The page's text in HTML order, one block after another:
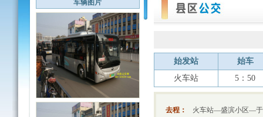
车辆图片
始发站
始车
火车站
5：50
去程：
火车站—盛滨小区—